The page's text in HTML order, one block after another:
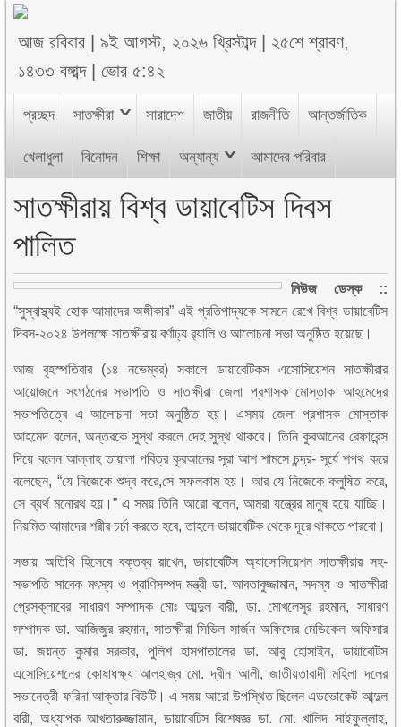
আজরবিবার |৯ই আগস্ট, ২০২৬ খ্রিস্টাব্দ| ২৫শে শ্রাবণ,
১৪৩৩ বঙ্গাব্দ|ভোর ৫:৪২
প্রচ্ছদ সাতক্ষীরা সারাদেশ জাতীয় রাজনীতি আন্তর্জাতিক
খেলাধুলা বিনোদন শিক্ষা অন্যান্য আমাদের পরিবার
সাতক্ষীরায় বিশ্ব ডায়াবেটিস দিবস
পালিত
নিউজ ডেস্ক ::
“সুস্বাস্থ্যই হোক আমাদের অঙ্গীকার” এই প্রতিপাদ্যকে সামনে রেখে বিশ্ব ডায়াবেটিস
দিবস-২০২৪ উপলক্ষে সাতক্ষীরায় বর্ণাঢ্য র‍্যালি ও আলোচনা সভা অনুষ্ঠিত হয়েছে।
আজ বৃহস্পতিবার (১৪ নভেম্বর) সকালে ডায়াবেটিকস এসোসিয়েশন সাতক্ষীরার
আয়োজনে সংগঠনের সভাপতি ও সাতক্ষীরা জেলা প্রশাসক মোস্তাক আহমেদের
সভাপতিত্বে এ আলোচনা সভা অনুষ্ঠিত হয়। এসময় জেলা প্রশাসক মোস্তাক
আহমেদ বলেন, অন্তরকে সুস্থ করলে দেহ সুস্থ থাকবে। তিনি কুরআনের রেফারেন্স
দিয়ে বলেন আল্লাহ তায়ালা পবিত্র কুরআনের সূরা আশ শামসে চন্দ্র- সূর্যে শপথ করে
বলেছেন, “যে নিজেকে শুদ্ব করে,সে সফলকাম হয়। আর যে নিজেকে কলুষিত করে,
সে ব্যর্থ মনোরথ হয়।” এ সময় তিনি আরো বলেন, আমরা যন্ত্রের মানুষ হয়ে যাচ্ছি।
নিয়মিত আমাদের শরীর চর্চা করতে হবে, তাহলে ডায়াবেটিক থেকে দূরে থাকতে পারবো।
সভায় অতিথি হিসেবে বক্তব্য রাখেন, ডায়াবেটিস অ্যাসোসিয়েশন সাতক্ষীরার সহ-
সভাপতি সাবেক মৎস্য ও প্রাণিসম্পদ মন্ত্রী ডা. আবতাবুজ্জামান, সদস্য ও সাতক্ষীরা
প্রেসক্লাবের সাধারণ সম্পাদক মোঃ আব্দুল বারী, ডা. মোখলেসুর রহমান, সাধারণ
সম্পাদক ডা. আজিজুর রহমান, সাতক্ষীরা সিভিল সার্জন অফিসের মেডিকেল অফিসার
ডা. জয়ন্ত কুমার সরকার, পুলিশ হাসপাতালের ডা. আবু হোসাইন, ডায়াবেটিস
এসোসিয়েশনের কোষাধক্ষ্য আলহাজ্ব মো. দ্বীন আলী, জাতীয়তাবাদী মহিলা দলের
সভানেত্রী ফরিদা আক্তার বিউটি। এ সময় আরো উপস্থিত ছিলেন এডভোকেট আব্দুল
বারী, অধ্যাপক আখতারুজ্জামান, ডায়াবেটিস বিশেষজ্ঞ ডা. মো. খালিদ সাইফুল্লাহ,